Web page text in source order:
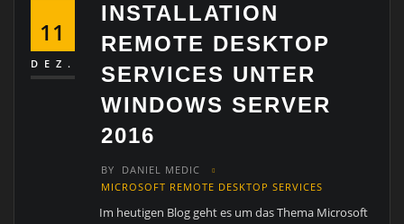
11
DEZ.
INSTALLATION
REMOTE DESKTOP
SERVICES UNTER
WINDOWS SERVER
2016
BY
DANIEL MEDIC
MICROSOFT REMOTE DESKTOP SERVICES
Im heutigen Blog geht es um das Thema Microsoft